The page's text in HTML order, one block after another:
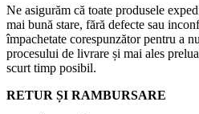
Ne asigurăm că toate produsele
mai bună stare, fără defecte sau
împachetate corespunzător pentru a
procesului de livrare și mai ales
scurt timp posibil.
RETUR ȘI RAMBURSARE